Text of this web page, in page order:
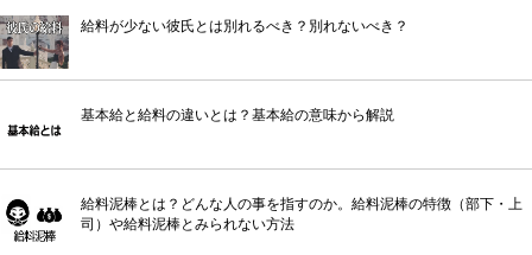
給料が少ない彼氏とは別れるべき？別れないべき？
基本給と給料の違いとは？基本給の意味から解説
給料泥棒とは？どんな人の事を指すのか。給料泥棒の特徴（部下・上
司）や給料泥棒とみられない方法